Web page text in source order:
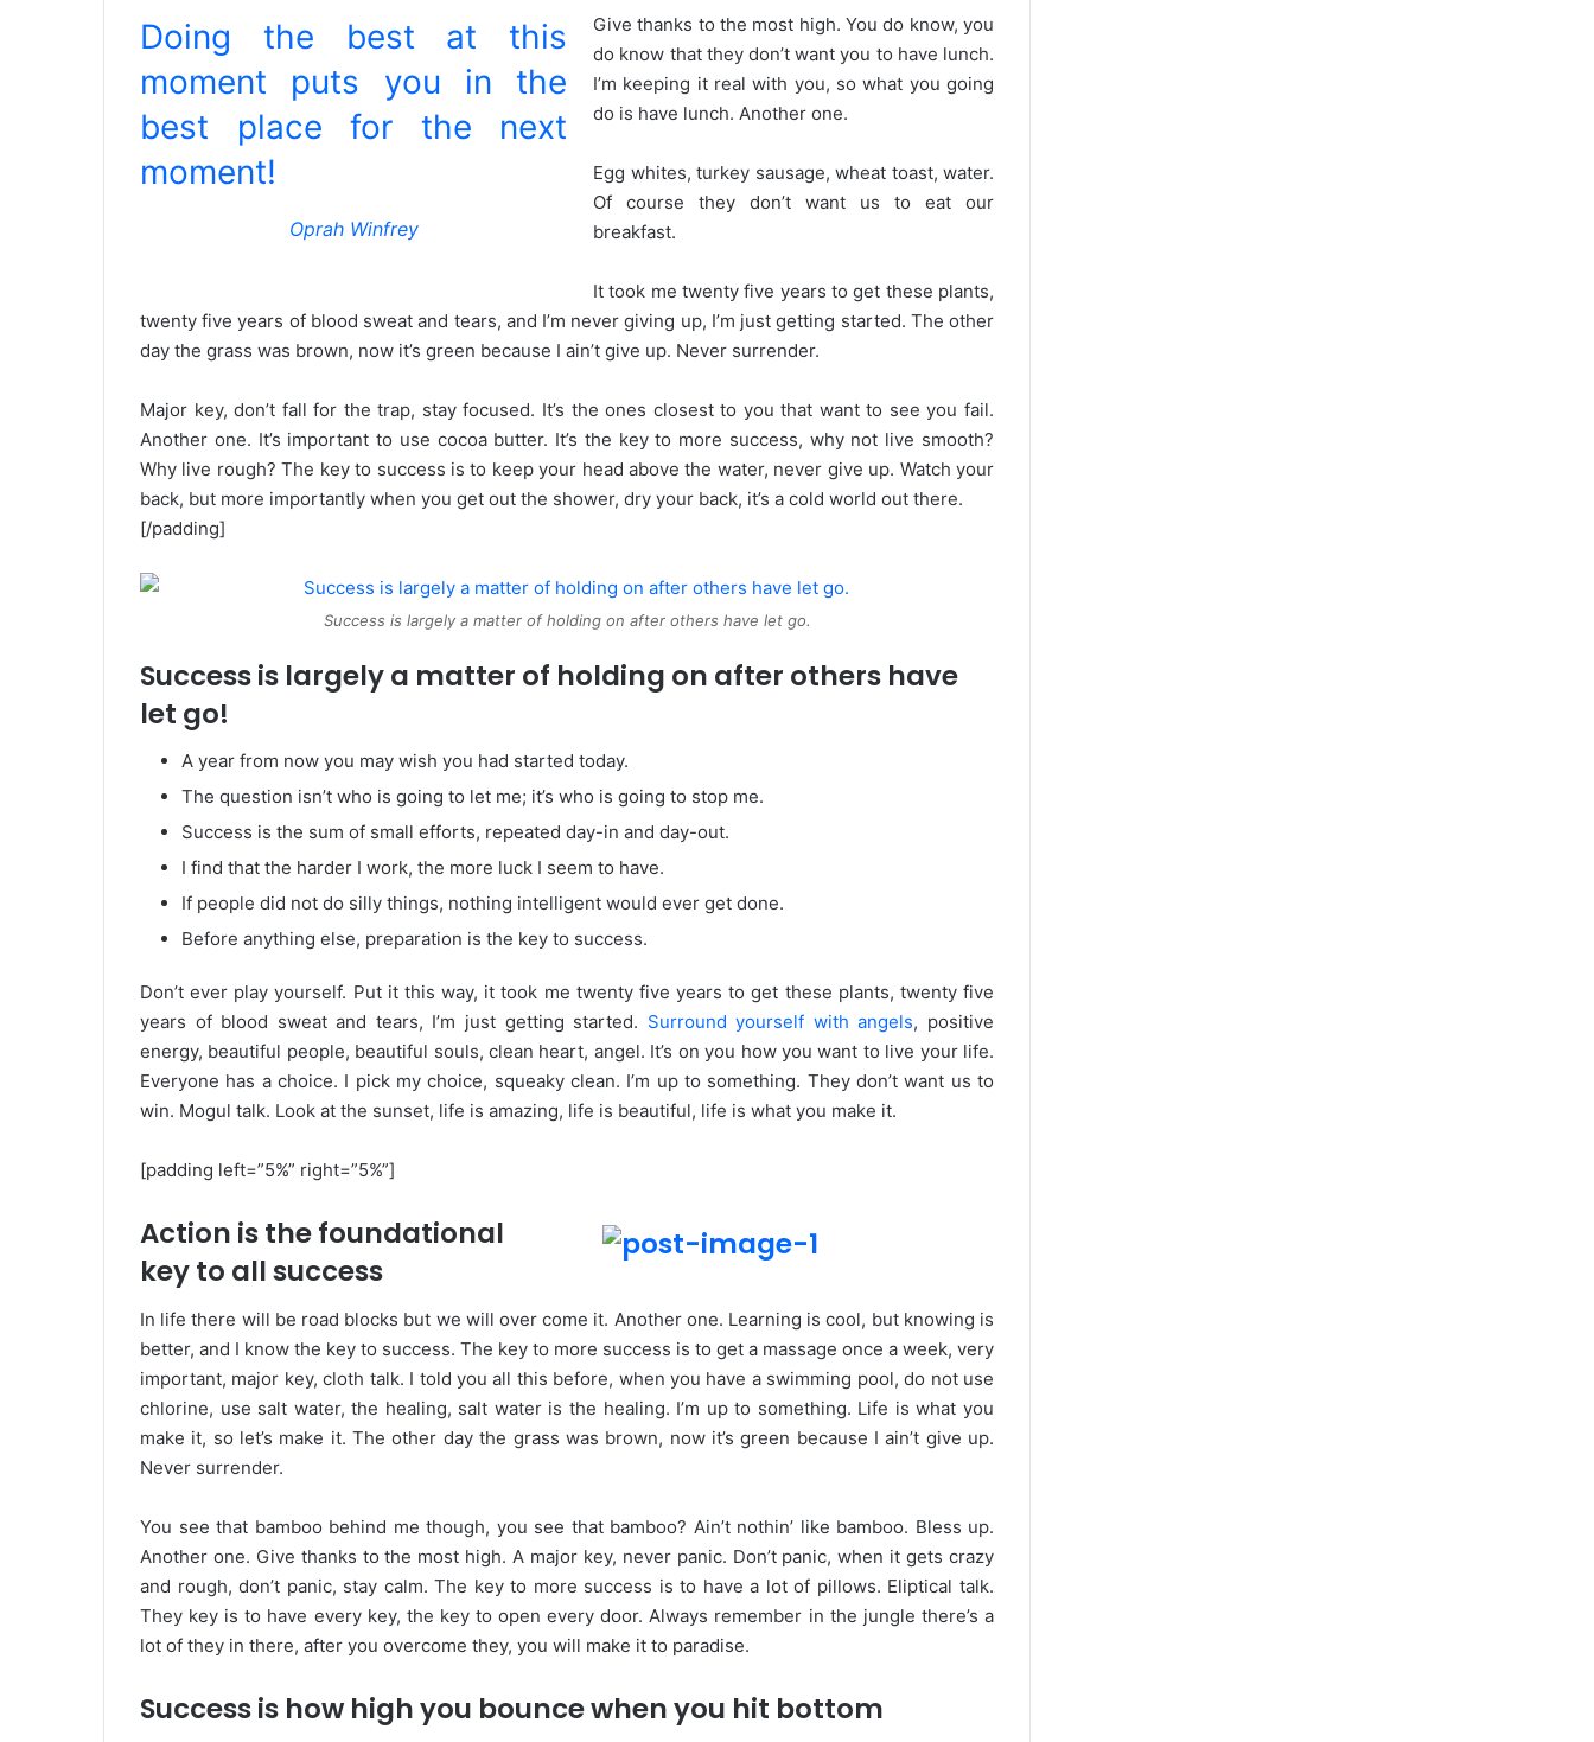
Doing the best at this
moment puts you in the
best place for the next
moment!
Oprah Winfrey
Give thanks to the most high. You do know, you
do know that they don’t want you to have lunch.
I’m keeping it real with you, so what you going
do is have lunch. Another one.
Egg whites, turkey sausage, wheat toast, water.
Of course they don’t want us to eat our
breakfast.
It took me twenty five years to get these plants,
twenty five years of blood sweat and tears, and I’m never giving up, I’m just getting started. The other
day the grass was brown, now it’s green because I ain’t give up. Never surrender.
Major key, don’t fall for the trap, stay focused. It’s the ones closest to you that want to see you fail.
Another one. It’s important to use cocoa butter. It’s the key to more success, why not live smooth?
Why live rough? The key to success is to keep your head above the water, never give up. Watch your
back, but more importantly when you get out the shower, dry your back, it’s a cold world out there.
[/padding]
Success is largely a matter of holding on after others have let go.
Success is largely a matter of holding on after others have
let go!
A year from now you may wish you had started today.
The question isn’t who is going to let me; it’s who is going to stop me.
Success is the sum of small efforts, repeated day-in and day-out.
I find that the harder I work, the more luck I seem to have.
If people did not do silly things, nothing intelligent would ever get done.
Before anything else, preparation is the key to success.
Don’t ever play yourself. Put it this way, it took me twenty five years to get these plants, twenty five
years of blood sweat and tears, I’m just getting started. Surround yourself with angels, positive
energy, beautiful people, beautiful souls, clean heart, angel. It’s on you how you want to live your life.
Everyone has a choice. I pick my choice, squeaky clean. I’m up to something. They don’t want us to
win. Mogul talk. Look at the sunset, life is amazing, life is beautiful, life is what you make it.
[padding left=”5%” right=”5%”]
Action is the foundational
key to all success
In life there will be road blocks but we will over come it. Another one. Learning is cool, but knowing is
better, and I know the key to success. The key to more success is to get a massage once a week, very
important, major key, cloth talk. I told you all this before, when you have a swimming pool, do not use
chlorine, use salt water, the healing, salt water is the healing. I’m up to something. Life is what you
make it, so let’s make it. The other day the grass was brown, now it’s green because I ain’t give up.
Never surrender.
You see that bamboo behind me though, you see that bamboo? Ain’t nothin’ like bamboo. Bless up.
Another one. Give thanks to the most high. A major key, never panic. Don’t panic, when it gets crazy
and rough, don’t panic, stay calm. The key to more success is to have a lot of pillows. Eliptical talk.
They key is to have every key, the key to open every door. Always remember in the jungle there’s a
lot of they in there, after you overcome they, you will make it to paradise.
Success is how high you bounce when you hit bottom